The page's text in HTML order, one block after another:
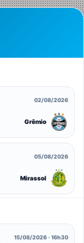
02/08/2026
Grêmio
05/08/2026
Mirassol
15/08/2026 · 16h30